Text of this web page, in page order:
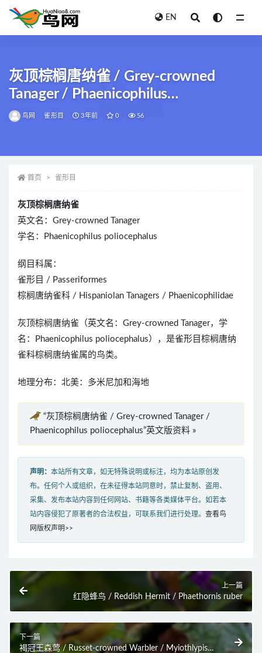
EN
灰顶棕榈唐纳雀 / Grey-crowned
Tanager / Phaenicophilus
poliocephalus
鸟网 雀形目 3年前 0 56
首页 雀形目
灰顶棕榈唐纳雀
英文名：Grey-crowned Tanager
学名：Phaenicophilus poliocephalus
纲目科属：
雀形目 / Passeriformes
棕榈唐纳雀科 / Hispaniolan Tanagers / Phaenicophilidae
灰顶棕榈唐纳雀（英文名：Grey-crowned Tanager，学
名：Phaenicophilus poliocephalus），是雀形目棕榈唐纳
雀科棕榈唐纳雀属的鸟类。
地理分布：北美：多米尼加和海地
“灰顶棕榈唐纳雀 / Grey-crowned Tanager /
Phaenicophilus poliocephalus”英文版资料 »
声明： 本站所有文章，如无特殊说明或标注，均为本站原创发
布。任何个人或组织，在未征得本站同意时，禁止复制、盗用、
采集、发布本站内容到任何网站、书籍等各类媒体平台。如若本
站内容侵犯了原著者的合法权益，可联系我们进行处理。 查看鸟
网版权声明>>
上一篇
红隐蜂鸟 / Reddish Hermit / Phaethornis ruber
下一篇
褐冠王森莺 / Russet-crowned Warbler / Myiothlypis